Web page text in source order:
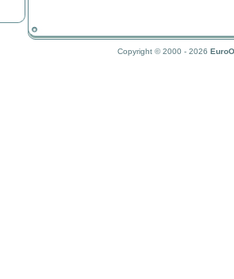
Copyright © 2000 - 2026